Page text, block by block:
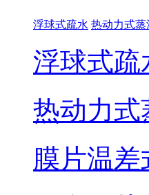
浮球式疏水 热动力式蒸
浮球式疏
热动力式
膜片温差